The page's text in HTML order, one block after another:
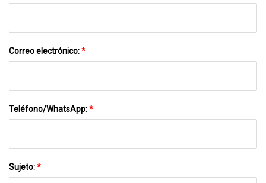
Correo electrónico:*
Teléfono/WhatsApp:*
Sujeto:*